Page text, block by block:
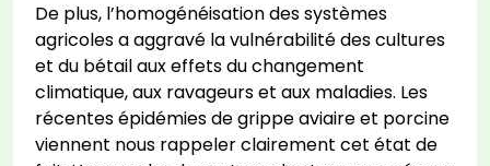
De plus, l’homogénéisation des systèmes
agricoles a aggravé la vulnérabilité des cultures
et du bétail aux effets du changement
climatique, aux ravageurs et aux maladies. Les
récentes épidémies de grippe aviaire et porcine
viennent nous rappeler clairement cet état de